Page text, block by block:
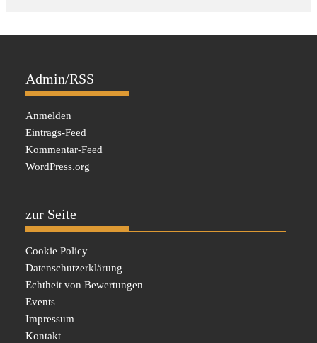
Admin/RSS
Anmelden
Eintrags-Feed
Kommentar-Feed
WordPress.org
zur Seite
Cookie Policy
Datenschutzerklärung
Echtheit von Bewertungen
Events
Impressum
Kontakt